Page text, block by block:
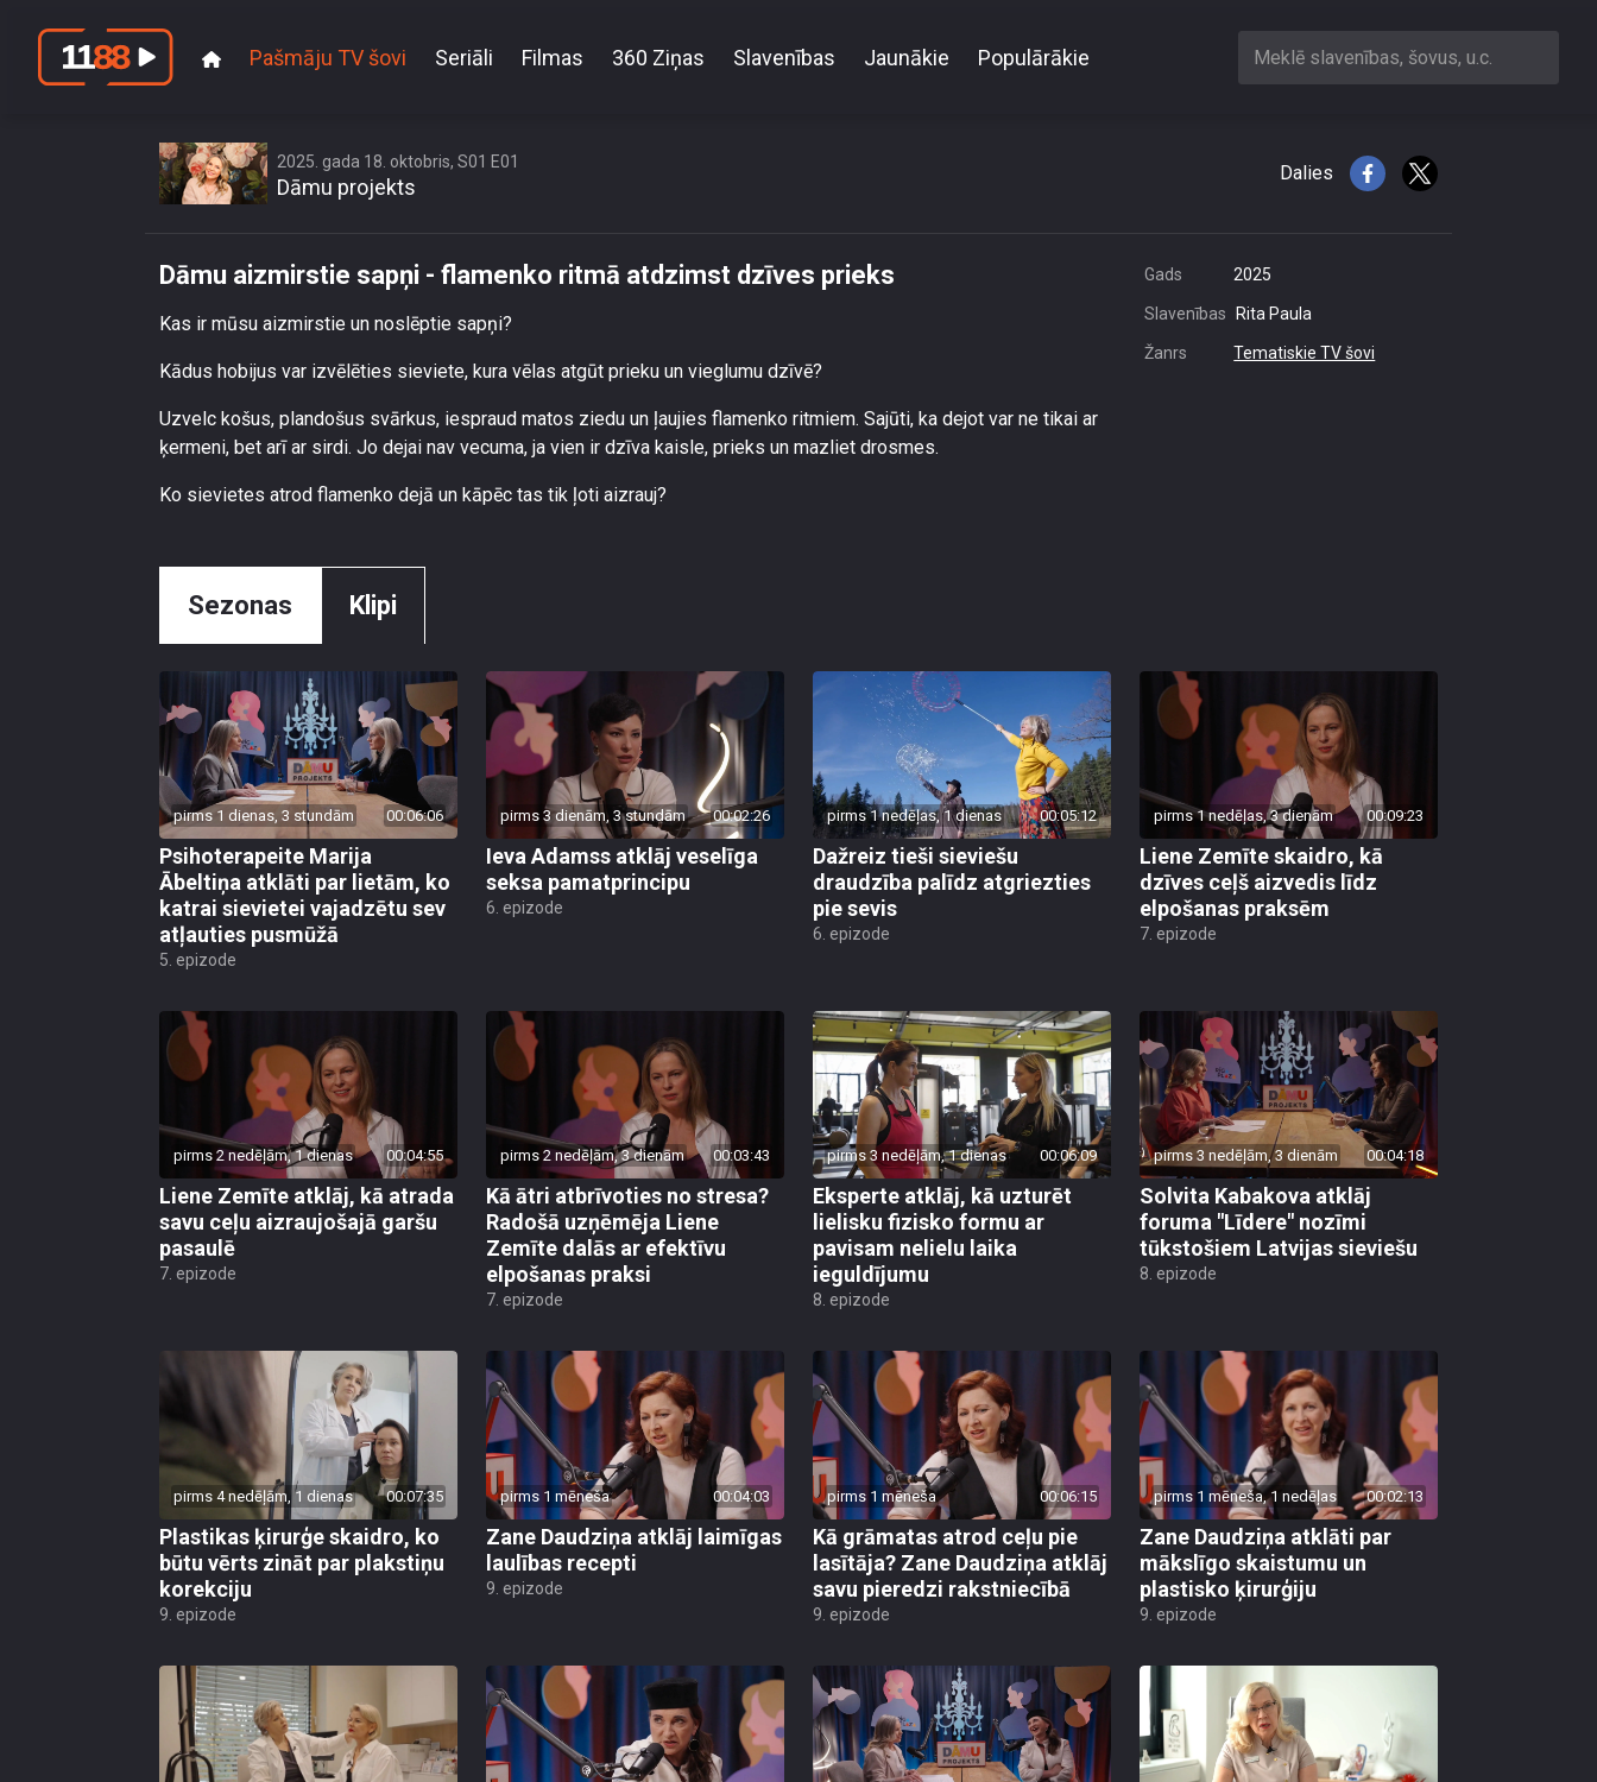
Pašmāju TV šovi Seriāli Filmas 360 Ziņas Slavenības Jaunākie Populārākie Meklē slavenības, šovus, u.c.
2025. gada 18. oktobris, S01 E01
Dāmu projekts
Dalies
Dāmu aizmirstie sapņi - flamenko ritmā atdzimst dzīves prieks
Kas ir mūsu aizmirstie un noslēptie sapņi?
Kādus hobijus var izvēlēties sieviete, kura vēlas atgūt prieku un vieglumu dzīvē?
Uzvelc košus, plandošus svārkus, iespraud matos ziedu un ļaujies flamenko ritmiem. Sajūti, ka dejot var ne tikai ar
ķermeni, bet arī ar sirdi. Jo dejai nav vecuma, ja vien ir dzīva kaisle, prieks un mazliet drosmes.
Ko sievietes atrod flamenko dejā un kāpēc tas tik ļoti aizrauj?
Gads 2025
Slavenības Rita Paula
Žanrs Tematiskie TV šovi
Sezonas Klipi
pirms 1 dienas, 3 stundām 00:06:06
Psihoterapeite Marija
Ābeltiņa atklāti par lietām, ko
katrai sievietei vajadzētu sev
atļauties pusmūžā
5. epizode
pirms 3 dienām, 3 stundām 00:02:26
Ieva Adamss atklāj veselīga
seksa pamatprincipu
6. epizode
pirms 1 nedēļas, 1 dienas 00:05:12
Dažreiz tieši sieviešu
draudzība palīdz atgriezties
pie sevis
6. epizode
pirms 1 nedēļas, 3 dienām 00:09:23
Liene Zemīte skaidro, kā
dzīves ceļš aizvedis līdz
elpošanas praksēm
7. epizode
pirms 2 nedēļām, 1 dienas 00:04:55
Liene Zemīte atklāj, kā atrada
savu ceļu aizraujošajā garšu
pasaulē
7. epizode
pirms 2 nedēļām, 3 dienām 00:03:43
Kā ātri atbrīvoties no stresa?
Radošā uzņēmēja Liene
Zemīte dalās ar efektīvu
elpošanas praksi
7. epizode
pirms 3 nedēļām, 1 dienas 00:06:09
Eksperte atklāj, kā uzturēt
lielisku fizisko formu ar
pavisam nelielu laika
ieguldījumu
8. epizode
pirms 3 nedēļām, 3 dienām 00:04:18
Solvita Kabakova atklāj
foruma "Līdere" nozīmi
tūkstošiem Latvijas sieviešu
8. epizode
pirms 4 nedēļām, 1 dienas 00:07:35
Plastikas ķirurģe skaidro, ko
būtu vērts zināt par plakstiņu
korekciju
9. epizode
pirms 1 mēneša 00:04:03
Zane Daudziņa atklāj laimīgas
laulības recepti
9. epizode
pirms 1 mēneša 00:06:15
Kā grāmatas atrod ceļu pie
lasītāja? Zane Daudziņa atklāj
savu pieredzi rakstniecībā
9. epizode
pirms 1 mēneša, 1 nedēļas 00:02:13
Zane Daudziņa atklāti par
mākslīgo skaistumu un
plastisko ķirurģiju
9. epizode